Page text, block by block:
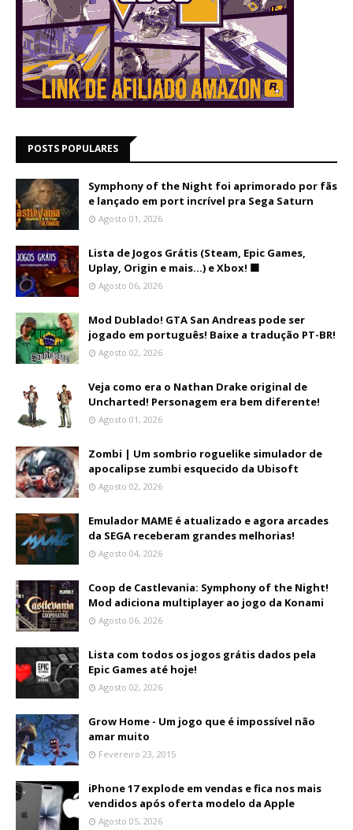
POSTS POPULARES
Symphony of the Night foi aprimorado por fãs
e lançado em port incrível pra Sega Saturn
Agosto 01, 2026
Lista de Jogos Grátis (Steam, Epic Games,
Uplay, Origin e mais...) e Xbox! 🟩
Agosto 06, 2026
Mod Dublado! GTA San Andreas pode ser
jogado em português! Baixe a tradução PT-BR!
Agosto 02, 2026
Veja como era o Nathan Drake original de
Uncharted! Personagem era bem diferente!
Agosto 01, 2026
Zombi | Um sombrio roguelike simulador de
apocalipse zumbi esquecido da Ubisoft
Agosto 02, 2026
Emulador MAME é atualizado e agora arcades
da SEGA receberam grandes melhorias!
Agosto 04, 2026
Coop de Castlevania: Symphony of the Night!
Mod adiciona multiplayer ao jogo da Konami
Agosto 06, 2026
Lista com todos os jogos grátis dados pela
Epic Games até hoje!
Agosto 02, 2026
Grow Home - Um jogo que é impossível não
amar muito
Fevereiro 23, 2015
iPhone 17 explode em vendas e fica nos mais
vendidos após oferta modelo da Apple
Agosto 05, 2026